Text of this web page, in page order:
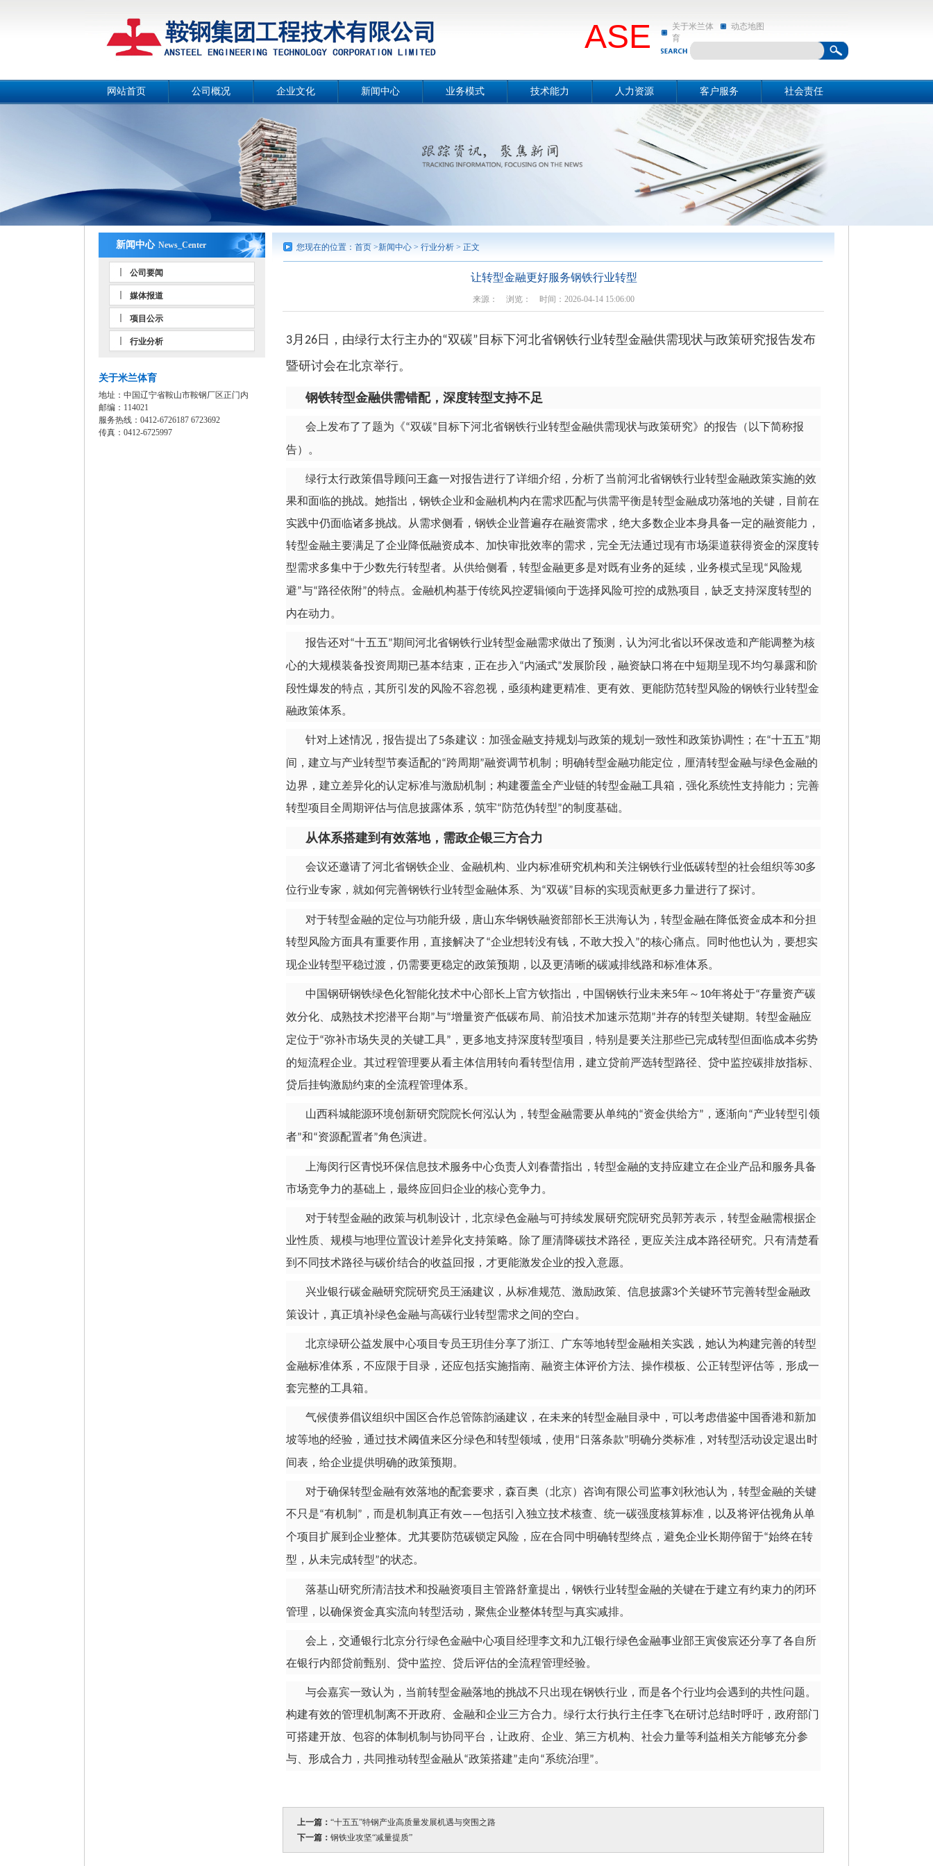
ASE
关于米兰体
育
动态地图
网站首页 公司概况
组织机构
荣誉资质
事业部和分公司
企业文化
公司宣传片
工作理念
公司风采
人文环境
新闻中心
项目公示
业务模式
工程总承包
合同能源管理服务
技术能力
节能环保技术
城市服务
案例展示
人力资源
资源概况
招聘信息
客户服务
关于米兰体育
动态地图
社会责任
社会责任
新闻中心 News_Center
公司要闻
媒体报道
项目公示
行业分析
关于米兰体育
地址：中国辽宁省鞍山市鞍钢厂区正门内
邮编：114021
服务热线：0412-6726187 6723692
传真：0412-6725997
您现在的位置： 首页 >新闻中心 > 行业分析 > 正文
让转型金融更好服务钢铁行业转型
来源： 浏览： 时间：2026-04-14 15:06:00
3月 26 日，由绿行太行主办的“双碳” 目标下河北省钢铁行业转型金融供需现状与政策研究报告发布
暨研讨会在北京举行。
钢铁转型金融供需错配，深度转型支持不足
会上发布了了题为《“双碳” 目标下河北省钢铁行业转型金融供需现状与政策研究》的报告（以下简称报
告）。
绿行太行政策倡导顾问王鑫一对报告进行了详细介绍，分析了当前河北省钢铁行业转型金融政策实施的效
果和面临的挑战。她指出，钢铁企业和金融机构内在需求匹配与供需平衡是转型金融成功落地的关键，目前在
实践中仍面临诸多挑战。从需求侧看，钢铁企业普遍存在融资需求，绝大多数企业本身具备一定的融资能力，
转型金融主要满足了企业降低融资成本、加快审批效率的需求，完全无法通过现有市场渠道获得资金的深度转
型需求多集中于少数先行转型者。从供给侧看，转型金融更多是对既有业务的延续，业务模式呈现“风险规
避”与“路径依附”的特点。金融机构基于传统风控逻辑倾向于选择风险可控的成熟项目，缺乏支持深度转型的
内在动力。
报告还对“十五五”期间河北省钢铁行业转型金融需求做出了预测，认为河北省以环保改造和产能调整为核
心的大规模装备投资周期已基本结束，正在步入 “内涵式”发展阶段，融资缺口将在中短期呈现不均匀暴露和阶
段性爆发的特点，其所引发的风险不容忽视，亟须构建更精准、更有效、更能防范转型风险的钢铁行业转型金
融政策体系。
针对上述情况，报告提出了5条建议：加强金融支持规划与政策的规划一致性和政策协调性；在“十五五”期
间，建立与产业转型节奏适配的“跨周期”融资调节机制；明确转型金融功能定位，厘清转型金融与绿色金融的
边界，建立差异化的认定标准与激励机制；构建覆盖全产业链的转型金融工具箱，强化系统性支持能力；完善
转型项目全周期评估与信息披露体系，筑牢“防范伪转型”的制度基础。
从体系搭建到有效落地，需政企银三方合力
会议还邀请了河北省钢铁企业、金融机构、业内标准研究机构和关注钢铁行业低碳转型的社会组织等30多
位行业专家，就如何完善钢铁行业转型金融体系、为“双碳” 目标的实现贡献更多力量进行了探讨。
对于转型金融的定位与功能升级，唐山东华钢铁融资部部长王洪海认为，转型金融在降低资金成本和分担
转型风险方面具有重要作用，直接解决了“企业想转没有钱，不敢大投入 ”的核心痛点。同时他也认为，要想实
现企业转型平稳过渡，仍需要更稳定的政策预期，以及更清晰的碳减排线路和标准体系。
中国钢研钢铁绿色化智能化技术中心部长上官方钦指出，中国钢铁行业未来5年～ 10年将处于“存量资产碳
效分化、成熟技术挖潜平台期”与“增量资产低碳布局、前沿技术加速示范期”并存的转型关键期。转型金融应
定位于“弥补市场失灵的关键工具” ，更多地支持深度转型项目，特别是要关注那些已完成转型但面临成本劣势
的短流程企业。其过程管理要从看主体信用转向看转型信用，建立贷前严选转型路径、贷中监控碳排放指标、
贷后挂钩激励约束的全流程管理体系。
山西科城能源环境创新研究院院长何泓认为，转型金融需要从单纯的“资金供给方” ，逐渐向“产业转型引领
者”和“资源配置者”角色演进。
上海闵行区青悦环保信息技术服务中心负责人刘春蕾指出，转型金融的支持应建立在企业产品和服务具备
市场竞争力的基础上，最终应回归企业的核心竞争力。
对于转型金融的政策与机制设计，北京绿色金融与可持续发展研究院研究员郭芳表示，转型金融需根据企
业性质、规模与地理位置设计差异化支持策略。除了厘清降碳技术路径，更应关注成本路径研究。只有清楚看
到不同技术路径与碳价结合的收益回报，才更能激发企业的投入意愿。
兴业银行碳金融研究院研究员王涵建议，从标准规范、激励政策、信息披露3个关键环节完善转型金融政
策设计，真正填补绿色金融与高碳行业转型需求之间的空白。
北京绿研公益发展中心项目专员王玥佳分享了浙江、广东等地转型金融相关实践，她认为构建完善的转型
金融标准体系，不应限于目录，还应包括实施指南、融资主体评价方法、操作模板、公正转型评估等，形成一
套完整的工具箱。
气候债券倡议组织中国区合作总管陈韵涵建议，在未来的转型金融目录中，可以考虑借鉴中国香港和新加
坡等地的经验，通过技术阈值来区分绿色和转型领域，使用 “ 日落条款”明确分类标准，对转型活动设定退出时
间表，给企业提供明确的政策预期。
对于确保转型金融有效落地的配套要求，森百奥（北京）咨询有限公司监事刘秋池认为，转型金融的关键
不只是“有机制 ” ，而是机制真正有效——包括引入独立技术核查、统一碳强度核算标准，以及将评估视角从单
个项目扩展到企业整体。尤其要防范碳锁定风险，应在合同中明确转型终点，避免企业长期停留于“始终在转
型，从未完成转型”的状态。
落基山研究所清洁技术和投融资项目主管路舒童提出，钢铁行业转型金融的关键在于建立有约束力的闭环
管理，以确保资金真实流向转型活动，聚焦企业整体转型与真实减排。
会上，交通银行北京分行绿色金融中心项目经理李文和九江银行绿色金融事业部王寅俊宸还分享了各自所
在银行内部贷前甄别、贷中监控、贷后评估的全流程管理经验。
与会嘉宾一致认为，当前转型金融落地的挑战不只出现在钢铁行业，而是各个行业均会遇到的共性问题。
构建有效的管理机制离不开政府、金融和企业三方合力。绿行太行执行主任李飞在研讨总结时呼吁，政府部门
可搭建开放、包容的体制机制与协同平台，让政府、企业、第三方机构、社会力量等利益相关方能够充分参
与、形成合力，共同推动转型金融从“政策搭建”走向“系统治理”。
上一篇： “十五五”特钢产业高质量发展机遇与突围之路
下一篇： 钢铁业攻坚“减量提质”